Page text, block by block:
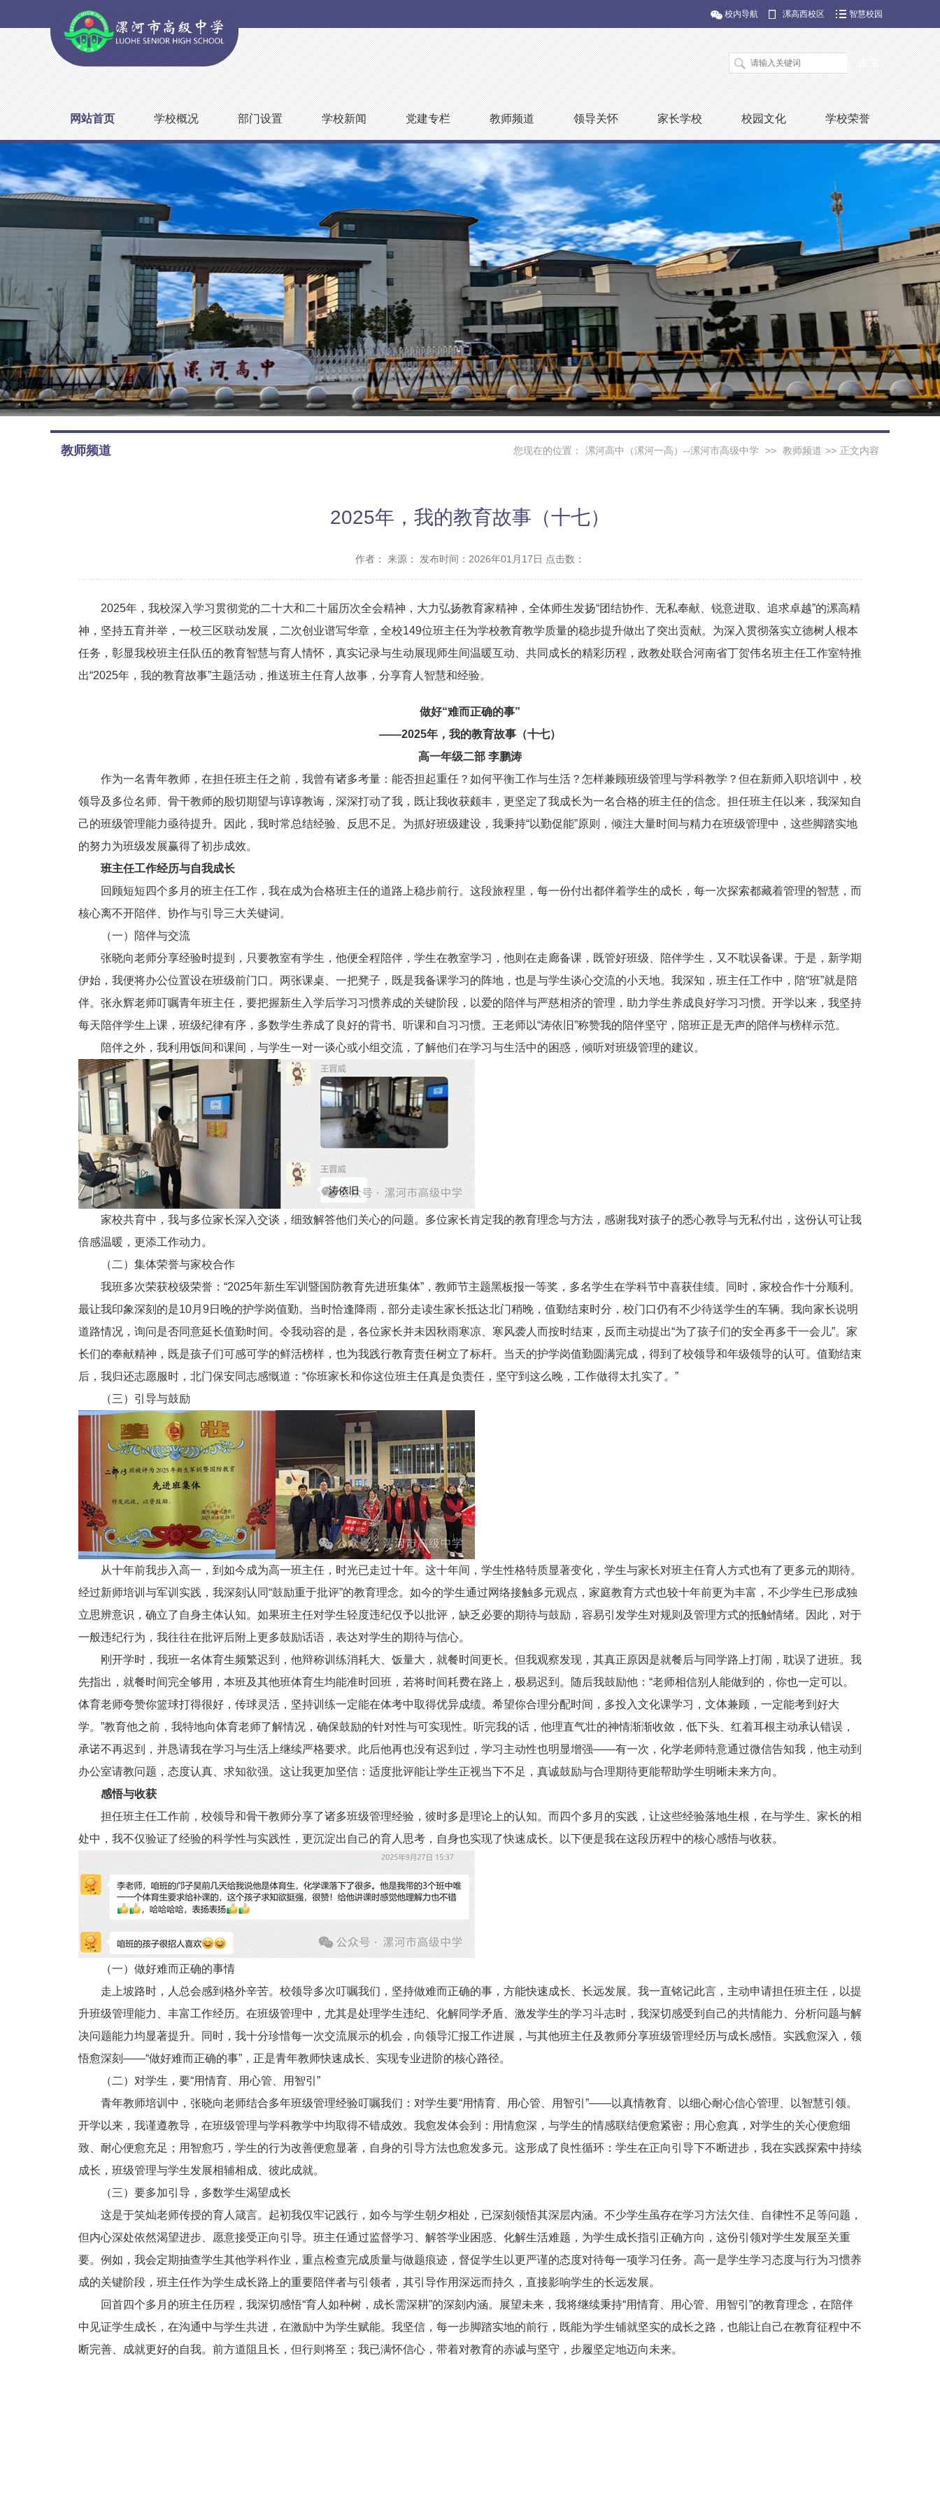
校内导航 漯高西校区 智慧校园
网站首页 学校概况 部门设置 学校新闻 党建专栏 教师频道 领导关怀 家长学校 校园文化 学校荣誉
您现在的位置： 漯河高中（漯河一高）--漯河市高级中学 >> 教师频道 >> 正文内容
教师频道
2025年，我的教育故事（十七）
作者： 来源： 发布时间：2026年01月17日 点击数：
2025年，我校深入学习贯彻党的二十大和二十届历次全会精神，大力弘扬教育家精神，全体师生发扬“团结协作、无私奉献、锐意进取、追求卓越”的漯高精
神，坚持五育并举，一校三区联动发展，二次创业谱写华章，全校149位班主任为学校教育教学质量的稳步提升做出了突出贡献。为深入贯彻落实立德树人根本
任务，彰显我校班主任队伍的教育智慧与育人情怀，真实记录与生动展现师生间温暖互动、共同成长的精彩历程，政教处联合河南省丁贺伟名班主任工作室特推
出“2025年，我的教育故事”主题活动，推送班主任育人故事，分享育人智慧和经验。
做好“难而正确的事”
——2025年，我的教育故事（十七）
高一年级二部 李鹏涛
作为一名青年教师，在担任班主任之前，我曾有诸多考量：能否担起重任？如何平衡工作与生活？怎样兼顾班级管理与学科教学？但在新师入职培训中，校
领导及多位名师、骨干教师的殷切期望与谆谆教诲，深深打动了我，既让我收获颇丰，更坚定了我成长为一名合格的班主任的信念。担任班主任以来，我深知自
己的班级管理能力亟待提升。因此，我时常总结经验、反思不足。为抓好班级建设，我秉持“以勤促能”原则，倾注大量时间与精力在班级管理中，这些脚踏实地
的努力为班级发展赢得了初步成效。
班主任工作经历与自我成长
回顾短短四个多月的班主任工作，我在成为合格班主任的道路上稳步前行。这段旅程里，每一份付出都伴着学生的成长，每一次探索都藏着管理的智慧，而
核心离不开陪伴、协作与引导三大关键词。
（一）陪伴与交流
张晓向老师分享经验时提到，只要教室有学生，他便全程陪伴，学生在教室学习，他则在走廊备课，既管好班级、陪伴学生，又不耽误备课。于是，新学期
伊始，我便将办公位置设在班级前门口。两张课桌、一把凳子，既是我备课学习的阵地，也是与学生谈心交流的小天地。我深知，班主任工作中，陪“班”就是陪
伴。张永辉老师叮嘱青年班主任，要把握新生入学后学习习惯养成的关键阶段，以爱的陪伴与严慈相济的管理，助力学生养成良好学习习惯。开学以来，我坚持
每天陪伴学生上课，班级纪律有序，多数学生养成了良好的背书、听课和自习习惯。王老师以“涛依旧”称赞我的陪伴坚守，陪班正是无声的陪伴与榜样示范。
陪伴之外，我利用饭间和课间，与学生一对一谈心或小组交流，了解他们在学习与生活中的困惑，倾听对班级管理的建议。
家校共育中，我与多位家长深入交谈，细致解答他们关心的问题。多位家长肯定我的教育理念与方法，感谢我对孩子的悉心教导与无私付出，这份认可让我
倍感温暖，更添工作动力。
（二）集体荣誉与家校合作
我班多次荣获校级荣誉：“2025年新生军训暨国防教育先进班集体”，教师节主题黑板报一等奖，多名学生在学科节中喜获佳绩。同时，家校合作十分顺利。
最让我印象深刻的是10月9日晚的护学岗值勤。当时恰逢降雨，部分走读生家长抵达北门稍晚，值勤结束时分，校门口仍有不少待送学生的车辆。我向家长说明
道路情况，询问是否同意延长值勤时间。令我动容的是，各位家长并未因秋雨寒凉、寒风袭人而按时结束，反而主动提出“为了孩子们的安全再多干一会儿”。家
长们的奉献精神，既是孩子们可感可学的鲜活榜样，也为我践行教育责任树立了标杆。当天的护学岗值勤圆满完成，得到了校领导和年级领导的认可。值勤结束
后，我归还志愿服时，北门保安同志感慨道：“你班家长和你这位班主任真是负责任，坚守到这么晚，工作做得太扎实了。”
（三）引导与鼓励
从十年前我步入高一，到如今成为高一班主任，时光已走过十年。这十年间，学生性格特质显著变化，学生与家长对班主任育人方式也有了更多元的期待。
经过新师培训与军训实践，我深刻认同“鼓励重于批评”的教育理念。如今的学生通过网络接触多元观点，家庭教育方式也较十年前更为丰富，不少学生已形成独
立思辨意识，确立了自身主体认知。如果班主任对学生轻度违纪仅予以批评，缺乏必要的期待与鼓励，容易引发学生对规则及管理方式的抵触情绪。因此，对于
一般违纪行为，我往往在批评后附上更多鼓励话语，表达对学生的期待与信心。
刚开学时，我班一名体育生频繁迟到，他辩称训练消耗大、饭量大，就餐时间更长。但我观察发现，其真正原因是就餐后与同学路上打闹，耽误了进班。我
先指出，就餐时间完全够用，本班及其他班体育生均能准时回班，若将时间耗费在路上，极易迟到。随后我鼓励他：“老师相信别人能做到的，你也一定可以。
体育老师夸赞你篮球打得很好，传球灵活，坚持训练一定能在体考中取得优异成绩。希望你合理分配时间，多投入文化课学习，文体兼顾，一定能考到好大
学。”教育他之前，我特地向体育老师了解情况，确保鼓励的针对性与可实现性。听完我的话，他理直气壮的神情渐渐收敛，低下头、红着耳根主动承认错误，
承诺不再迟到，并恳请我在学习与生活上继续严格要求。此后他再也没有迟到过，学习主动性也明显增强——有一次，化学老师特意通过微信告知我，他主动到
办公室请教问题，态度认真、求知欲强。这让我更加坚信：适度批评能让学生正视当下不足，真诚鼓励与合理期待更能帮助学生明晰未来方向。
感悟与收获
担任班主任工作前，校领导和骨干教师分享了诸多班级管理经验，彼时多是理论上的认知。而四个多月的实践，让这些经验落地生根，在与学生、家长的相
处中，我不仅验证了经验的科学性与实践性，更沉淀出自己的育人思考，自身也实现了快速成长。以下便是我在这段历程中的核心感悟与收获。
（一）做好难而正确的事情
走上坡路时，人总会感到格外辛苦。校领导多次叮嘱我们，坚持做难而正确的事，方能快速成长、长远发展。我一直铭记此言，主动申请担任班主任，以提
升班级管理能力、丰富工作经历。在班级管理中，尤其是处理学生违纪、化解同学矛盾、激发学生的学习斗志时，我深切感受到自己的共情能力、分析问题与解
决问题能力均显著提升。同时，我十分珍惜每一次交流展示的机会，向领导汇报工作进展，与其他班主任及教师分享班级管理经历与成长感悟。实践愈深入，领
悟愈深刻——“做好难而正确的事”，正是青年教师快速成长、实现专业进阶的核心路径。
（二）对学生，要“用情育、用心管、用智引”
青年教师培训中，张晓向老师结合多年班级管理经验叮嘱我们：对学生要“用情育、用心管、用智引”——以真情教育、以细心耐心信心管理、以智慧引领。
开学以来，我谨遵教导，在班级管理与学科教学中均取得不错成效。我愈发体会到：用情愈深，与学生的情感联结便愈紧密；用心愈真，对学生的关心便愈细
致、耐心便愈充足；用智愈巧，学生的行为改善便愈显著，自身的引导方法也愈发多元。这形成了良性循环：学生在正向引导下不断进步，我在实践探索中持续
成长，班级管理与学生发展相辅相成、彼此成就。
（三）要多加引导，多数学生渴望成长
这是于笑灿老师传授的育人箴言。起初我仅牢记践行，如今与学生朝夕相处，已深刻领悟其深层内涵。不少学生虽存在学习方法欠佳、自律性不足等问题，
但内心深处依然渴望进步、愿意接受正向引导。班主任通过监督学习、解答学业困惑、化解生活难题，为学生成长指引正确方向，这份引领对学生发展至关重
要。例如，我会定期抽查学生其他学科作业，重点检查完成质量与做题痕迹，督促学生以更严谨的态度对待每一项学习任务。高一是学生学习态度与行为习惯养
成的关键阶段，班主任作为学生成长路上的重要陪伴者与引领者，其引导作用深远而持久，直接影响学生的长远发展。
回首四个多月的班主任历程，我深切感悟“育人如种树，成长需深耕”的深刻内涵。展望未来，我将继续秉持“用情育、用心管、用智引”的教育理念，在陪伴
中见证学生成长，在沟通中与学生共进，在激励中为学生赋能。我坚信，每一步脚踏实地的前行，既能为学生铺就坚实的成长之路，也能让自己在教育征程中不
断完善、成就更好的自我。前方道阻且长，但行则将至；我已满怀信心，带着对教育的赤诚与坚守，步履坚定地迈向未来。